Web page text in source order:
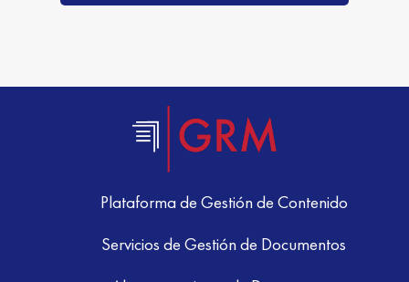
Plataforma de Gestión de Contenido
Servicios de Gestión de Documentos